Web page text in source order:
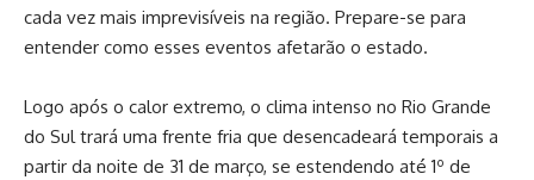
cada vez mais imprevisíveis na região. Prepare-se para
entender como esses eventos afetarão o estado.
Logo após o calor extremo, o clima intenso no Rio Grande
do Sul trará uma frente fria que desencadeará temporais a
partir da noite de 31 de março, se estendendo até 1º de